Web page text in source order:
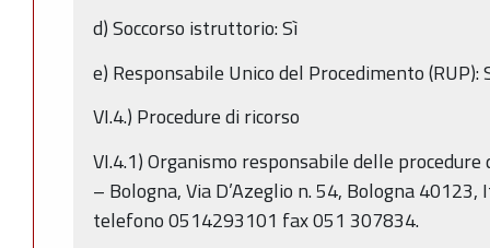
d) Soccorso istruttorio: Sì
e) Responsabile Unico del Procedimento
VI.4.) Procedure di ricorso
VI.4.1) Organismo responsabile delle
– Bologna, Via D’Azeglio n. 54, Bologna 40123,
telefono 0514293101 fax 051 307834.